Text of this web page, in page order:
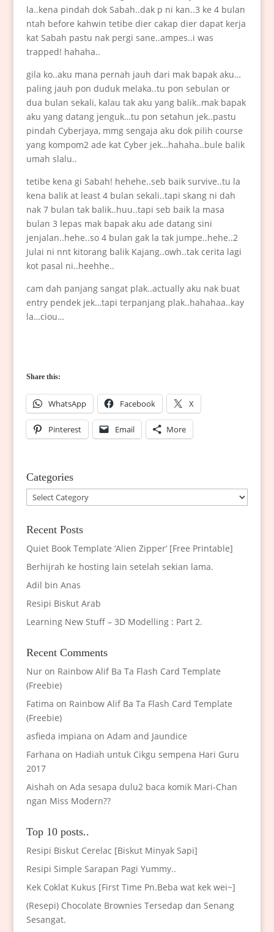
la..kena pindah dok Sabah..dak p ni kan..3 ke 4 bulan
ntah before kahwin tetibe dier cakap dier dapat kerja
kat Sabah pastu nak pergi sane..ampes..i was
trapped! hahaha..
gila ko..aku mana pernah jauh dari mak bapak aku…
paling jauh pon duduk melaka..tu pon sebulan or
dua bulan sekali, kalau tak aku yang balik..mak bapak
aku yang datang jenguk…tu pon setahun jek..pastu
pindah Cyberjaya, mmg sengaja aku dok pilih course
yang kompom2 ade kat Cyber jek…hahaha..bule balik
umah slalu..
tetibe kena gi Sabah! hehehe..seb baik survive..tu la
kena balik at least 4 bulan sekali..tapi skang ni dah
nak 7 bulan tak balik..huu..tapi seb baik la masa
bulan 3 lepas mak bapak aku ade datang sini
jenjalan..hehe..so 4 bulan gak la tak jumpe..hehe..2
Julai ni nnt kitorang balik Kajang..owh..tak cerita lagi
kot pasal ni..heehhe..
cam dah panjang sangat plak..actually aku nak buat
entry pendek jek…tapi terpanjang plak..hahahaa..kay
la…ciou…
Share this:
WhatsApp Facebook X
Pinterest Email More
Categories
Categories
Recent Posts
Quiet Book Template ‘Alien Zipper’ [Free Printable]
Berhijrah ke hosting lain setelah sekian lama.
Adil bin Anas
Resipi Biskut Arab
Learning New Stuff – 3D Modelling : Part 2.
Recent Comments
Nuron Rainbow Alif Ba Ta Flash Card Template
(Freebie)
Fatima on Rainbow Alif Ba Ta Flash Card Template
(Freebie)
asfieda impiana on Adam and Jaundice
Farhana on Hadiah untuk Cikgu sempena Hari Guru
2017
Aishah on Ada sesapa dulu2 baca komik Mari-Chan
ngan Miss Modern??
Top 10 posts..
Resipi Biskut Cerelac [Biskut Minyak Sapi]
Resipi Simple Sarapan Pagi Yummy..
Kek Coklat Kukus [First Time Pn.Beba wat kek wei~]
(Resepi) Chocolate Brownies Tersedap dan Senang
Sesangat.